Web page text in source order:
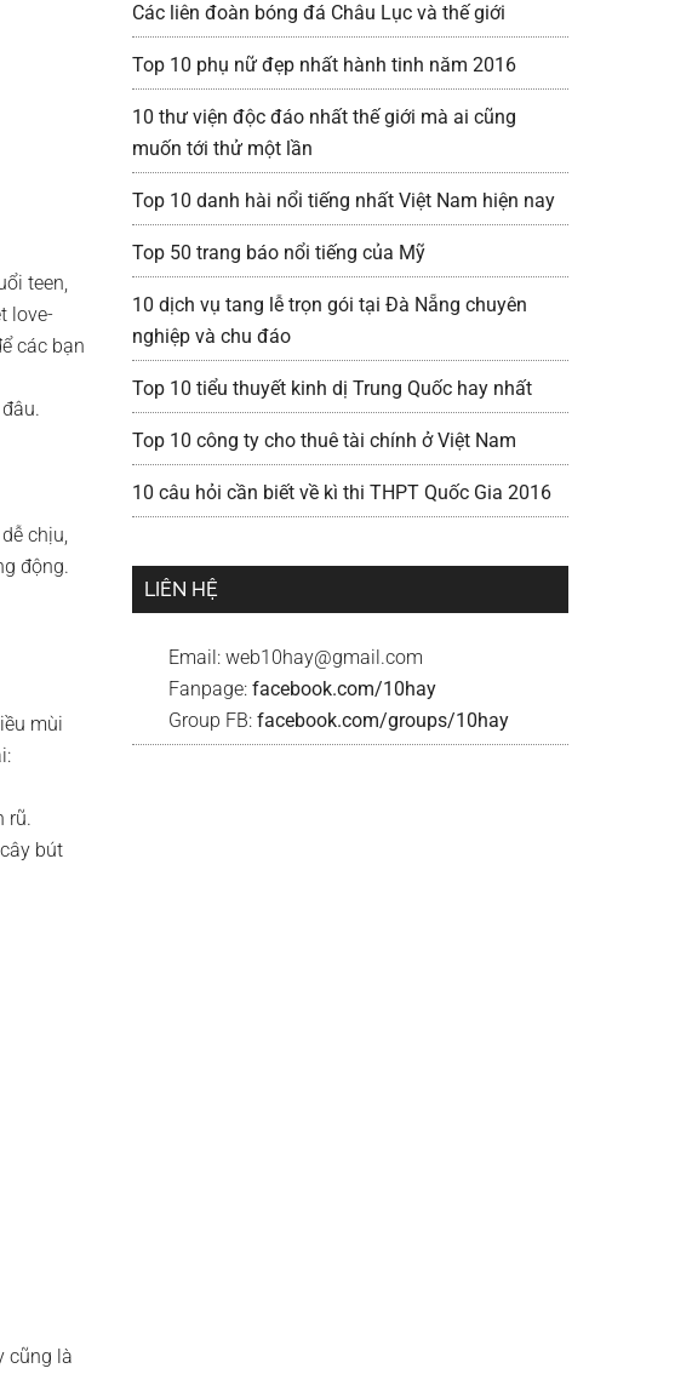
teen,
love-
các bạn
chịu,
động.
mùi
rũ.
bút
cũng là
Các liên đoàn bóng đá Châu Lục và thế giới
Top 10 phụ nữ đẹp nhất hành tinh năm 2016
10 thư viện độc đáo nhất thế giới mà ai cũng
muốn tới thử một lần
Top 10 danh hài nổi tiếng nhất Việt Nam hiện nay
Top 50 trang báo nổi tiếng của Mỹ
10 dịch vụ tang lễ trọn gói tại Đà Nẵng chuyên
nghiệp và chu đáo
Top 10 tiểu thuyết kinh dị Trung Quốc hay nhất
Top 10 công ty cho thuê tài chính ở Việt Nam
10 câu hỏi cần biết về kì thi THPT Quốc Gia 2016
LIÊN HỆ
Email: web10hay@gmail.com
Fanpage: facebook.com/10hay
Group FB: facebook.com/groups/10hay